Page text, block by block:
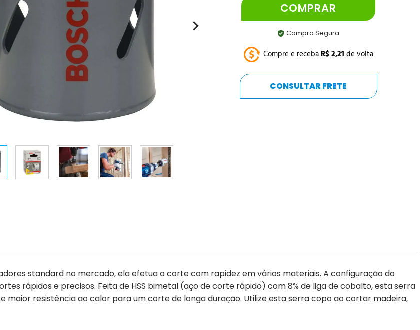
COMPRAR
Compra Segura
Compre e receba R$2,21 de volta
CONSULTAR FRETE
standard no mercado, ela efetua o corte com rapidez em vários materiais. A configuração do
rápidos e precisos. Feita de HSS bimetal (aço de corte rápido) com 8% de liga de cobalto, esta serra
resistência ao calor para um corte de longa duração. Utilize esta serra copo ao cortar madeira,